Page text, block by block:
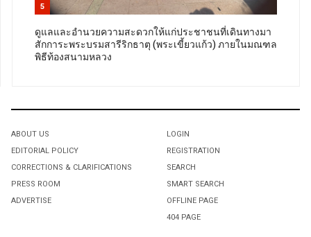
5
ดูแลและอำนวยความสะดวกให้แก่ประชาชนที่เดินทางมา
สักการะพระบรมสารีริกธาตุ (พระเขี้ยวแก้ว) ภายในมณฑล
พิธีท้องสนามหลวง
ABOUT US
EDITORIAL POLICY
CORRECTIONS & CLARIFICATIONS
PRESS ROOM
ADVERTISE
LOGIN
REGISTRATION
SEARCH
SMART SEARCH
OFFLINE PAGE
404 PAGE